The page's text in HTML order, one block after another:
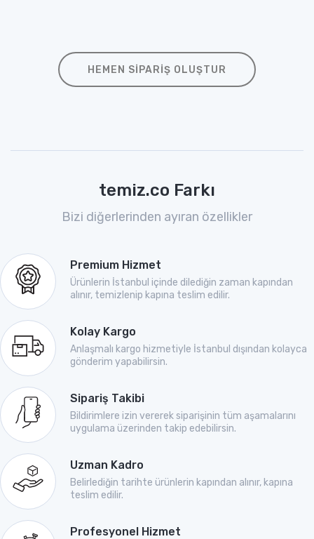
HEMEN SIPARIŞ OLUŞTUR
temiz.co Farkı
Bizi diğerlerinden ayıran özellikler
Premium Hizmet
Ürünlerin İstanbul içinde dilediğin zaman kapından
alınır, temizlenip kapına teslim edilir.
Kolay Kargo
Anlaşmalı kargo hizmetiyle İstanbul dışından kolayca
gönderim yapabilirsin.
Sipariş Takibi
Bildirimlere izin vererek siparişinin tüm aşamalarını
uygulama üzerinden takip edebilirsin.
Uzman Kadro
Belirlediğin tarihte ürünlerin kapından alınır, kapına
teslim edilir.
Profesyonel Hizmet